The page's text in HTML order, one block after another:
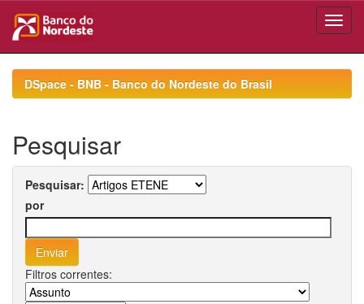
navigationDSpace - BNB - Banco do Nordeste do Brasil
Pesquisar
Pesquisar:
por
Filtros correntes: